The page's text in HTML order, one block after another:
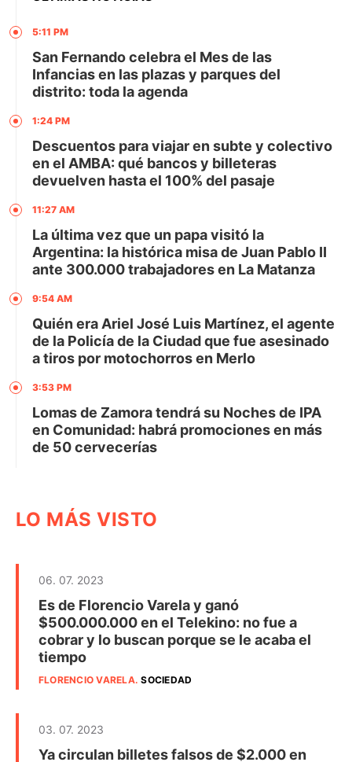
5:11 PM
San Fernando celebra el Mes de las
Infancias en las plazas y parques del
distrito: toda la agenda
1:24 PM
Descuentos para viajar en subte y colectivo
en el AMBA: qué bancos y billeteras
devuelven hasta el 100% del pasaje
11:27 AM
La última vez que un papa visitó la
Argentina: la histórica misa de Juan Pablo II
ante 300.000 trabajadores en La Matanza
9:54 AM
Quién era Ariel José Luis Martínez, el agente
de la Policía de la Ciudad que fue asesinado
a tiros por motochorros en Merlo
3:53 PM
Lomas de Zamora tendrá su Noches de IPA
en Comunidad: habrá promociones en más
de 50 cervecerías
LO MÁS VISTO
06. 07. 2023
Es de Florencio Varela y ganó
$500.000.000 en el Telekino: no fue a
cobrar y lo buscan porque se le acaba el
tiempo
FLORENCIO VARELA.SOCIEDAD
03. 07. 2023
Ya circulan billetes falsos de $2.000 en